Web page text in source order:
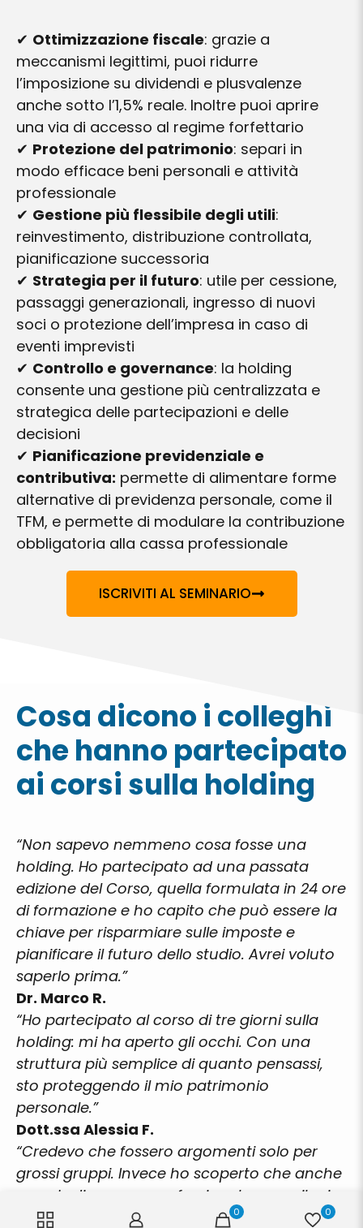
✔ Ottimizzazione fiscale: grazie a
meccanismi legittimi, puoi ridurre
l’imposizione su dividendi e plusvalenze
anche sotto l’1,5% reale. Inoltre puoi aprire
una via di accesso al regime forfettario
✔ Protezione del patrimonio: separi in
modo efficace beni personali e attività
professionale
✔ Gestione più flessibile degli utili:
reinvestimento, distribuzione controllata,
pianificazione successoria
✔ Strategia per il futuro: utile per cessione,
passaggi generazionali, ingresso di nuovi
soci o protezione dell’impresa in caso di
eventi imprevisti
✔ Controllo e governance: la holding
consente una gestione più centralizzata e
strategica delle partecipazioni e delle
decisioni
✔ Pianificazione previdenziale e
contributiva: permette di alimentare forme
alternative di previdenza personale, come il
TFM, e permette di modulare la contribuzione
obbligatoria alla cassa professionale
ISCRIVITI AL SEMINARIO
Cosa dicono i colleghi
che hanno partecipato
ai corsi sulla holding
“Non sapevo nemmeno cosa fosse una
holding. Ho partecipato ad una passata
edizione del Corso, quella formulata in 24 ore
di formazione e ho capito che può essere la
chiave per risparmiare sulle imposte e
pianificare il futuro dello studio. Avrei voluto
saperlo prima.”
Dr. Marco R.
“Ho partecipato al corso di tre giorni sulla
holding: mi ha aperto gli occhi. Con una
struttura più semplice di quanto pensassi,
sto proteggendo il mio patrimonio
personale.”
Dott.ssa Alessia F.
“Credevo che fossero argomenti solo per
grossi gruppi. Invece ho scoperto che anche
uno studio mono-professionale come il mio
può trarne vantaggi enormi.” 0 0